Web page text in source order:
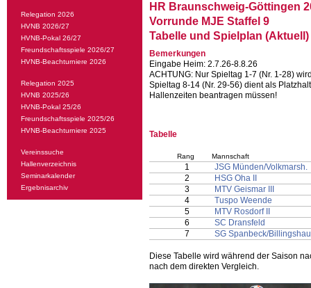
Relegation 2026
HVNB 2026/27
HVNB-Pokal 26/27
Freundschaftsspiele 2026/27
HVNB-Beachturniere 2026
Relegation 2025
HVNB 2025/26
HVNB-Pokal 25/26
Freundschaftsspiele 2025/26
HVNB-Beachturniere 2025
Vereinssuche
Hallenverzeichnis
Seminarkalender
Ergebnisarchiv
HR Braunschweig-Göttingen
Vorrunde MJE Staffel 9
Tabelle und Spielplan (Aktuell)
Bemerkungen
Eingabe Heim: 2.7.26-8.8.26
ACHTUNG: Nur Spieltag 1-7 (Nr. 1-28)
Spieltag 8-14 (Nr. 29-56) dient als
Hallenzeiten beantragen müssen!
Tabelle
Rang Mannschaft
1
JSG Münden/Volkmarsh.
2
HSG Oha II
3
MTV Geismar III
4
Tuspo Weende
5
MTV Rosdorf II
6
SC Dransfeld
7
SG Spanbeck/
Diese Tabelle wird während der Saison
nach dem direkten Vergleich.